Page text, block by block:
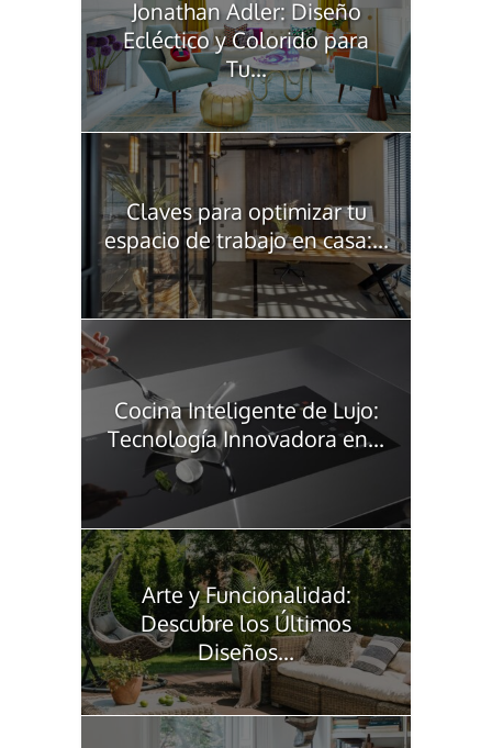
Jonathan Adler: Diseño
Ecléctico y Colorido para
Tu...
Claves para optimizar tu
espacio de trabajo en casa:...
Cocina Inteligente de Lujo:
Tecnología Innovadora en...
Arte y Funcionalidad:
Descubre los Últimos
Diseños...